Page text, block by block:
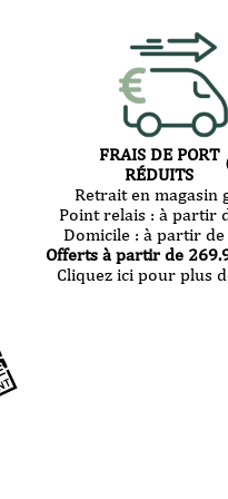
de commande
gras saturés 5.6 g
FRAIS DE PORT
RÉDUITS
Retrait en magasin
Point relais : à partir
Domicile :à partir de
Offerts à partir de
Cliquez ici pour plus